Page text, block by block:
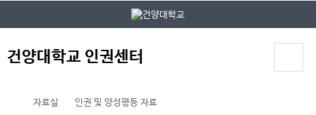
건양대학교 인권센터
자료실 인권 및 양성평등 자료